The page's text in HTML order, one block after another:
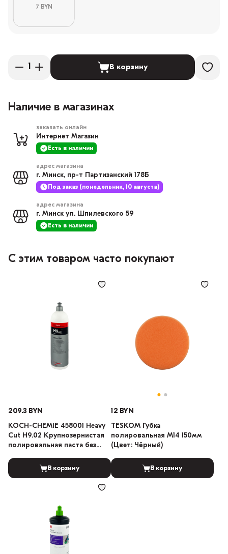
7 BYN
В корзину
Наличие в магазинах
заказать онлайн
Интернет Магазин
Есть в наличии
адрес магазина
г. Минск, пр-т Партизанский 178Б
Под заказ (понедельник, 10 августа)
адрес магазина
г. Минск ул. Шпилевского 59
Есть в наличии
С этим товаром часто покупают
209.3 BYN
KOCH-CHEMIE 458001 Heavy
Cut H9.02 Крупнозернистая
полировальная паста без
В корзину
12 BYN
TESKOM Губка
полировальная M14 150мм
(Цвет: Чёрный)
В корзину